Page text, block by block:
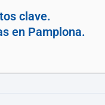
clave.
en Pamplona.